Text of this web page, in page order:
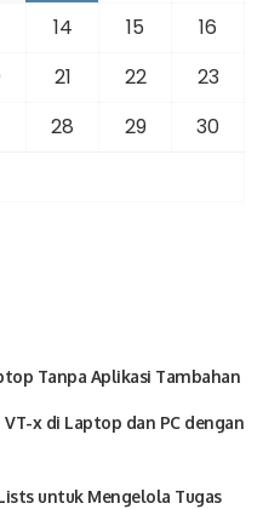
14 15
16
21 22
23
28 29
30
Tanpa Aplikasi Tambahan
x di Laptop dan PC dengan
untuk Mengelola Tugas